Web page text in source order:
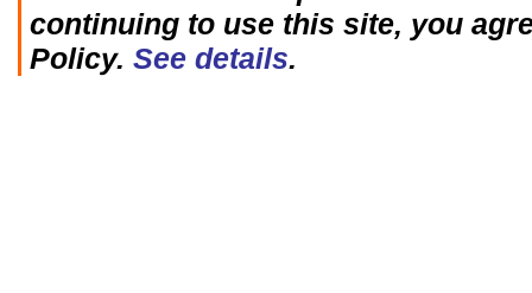
continuing to use this site, you
Policy. See details.